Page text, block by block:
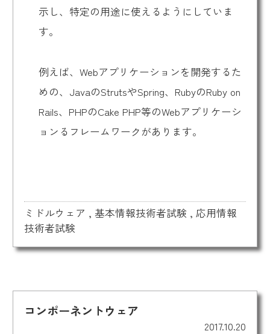
示し、特定の用途に使えるようにしていま
す。
例えば、Webアプリケーションを開発するた
めの、JavaのStrutsやSpring、RubyのRuby on
Rails、PHPのCake PHP等のWebアプリケーシ
ョンるフレームワークがあります。
ミドルウェア , 基本情報技術者試験 , 応用情報
技術者試験
コンポーネントウェア
2017.10.20